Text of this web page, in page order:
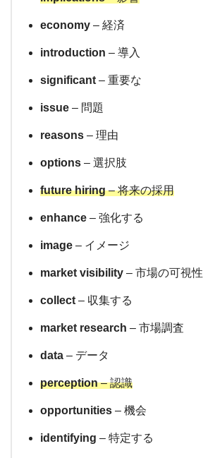
economy – 経済
introduction – 導入
significant – 重要な
issue – 問題
reasons – 理由
options – 選択肢
future hiring– 将来の採用
enhance – 強化する
image – イメージ
market visibility – 市場の可視性
collect – 収集する
market research – 市場調査
data – データ
perception– 認識
opportunities – 機会
identifying – 特定する